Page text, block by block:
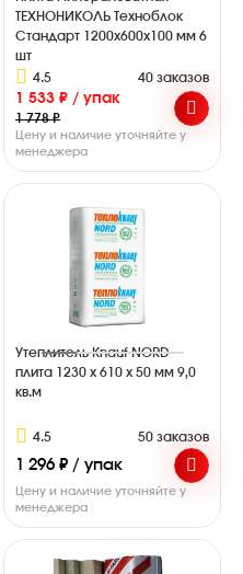
ТЕХНОНИКОЛЬ Техноблок
Стандарт 1200х600х100 мм 6
шт
4.5
40 заказов
1 533 ₽ / упак
1 778 ₽
Цену и наличие уточняйте у
менеджера
Утеплитель Knauf NORD
плита 1230 х 610 х 50 мм 9,0
кв.м
4.5 50 заказов
1 296 ₽ / упак
Цену и наличие уточняйте у
менеджера